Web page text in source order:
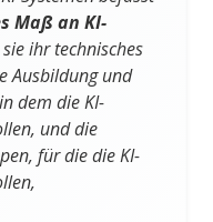
Maß an KI-
ihr technisches
Ausbildung und
dem die KI-
und die
für die die KI-